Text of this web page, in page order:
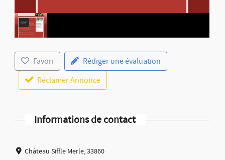
Favori
Rédiger une évaluation
Réclamer Annonce
Informations de contact
Château Siffle Merle, 33860